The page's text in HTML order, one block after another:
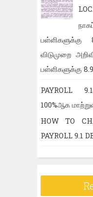
விடுமுறை
பள்ளிகளுக்கு
PAYROLL
100%ஆக
HOW TO
PAYROLL 9.1